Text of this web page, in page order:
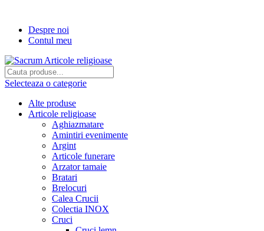
Despre noi
Contul meu
Selecteaza o categorie
Alte produse
Articole religioase
Aghiazmatare
Amintiri evenimente
Argint
Articole funerare
Arzator tamaie
Bratari
Brelocuri
Calea Crucii
Colectia INOX
Cruci